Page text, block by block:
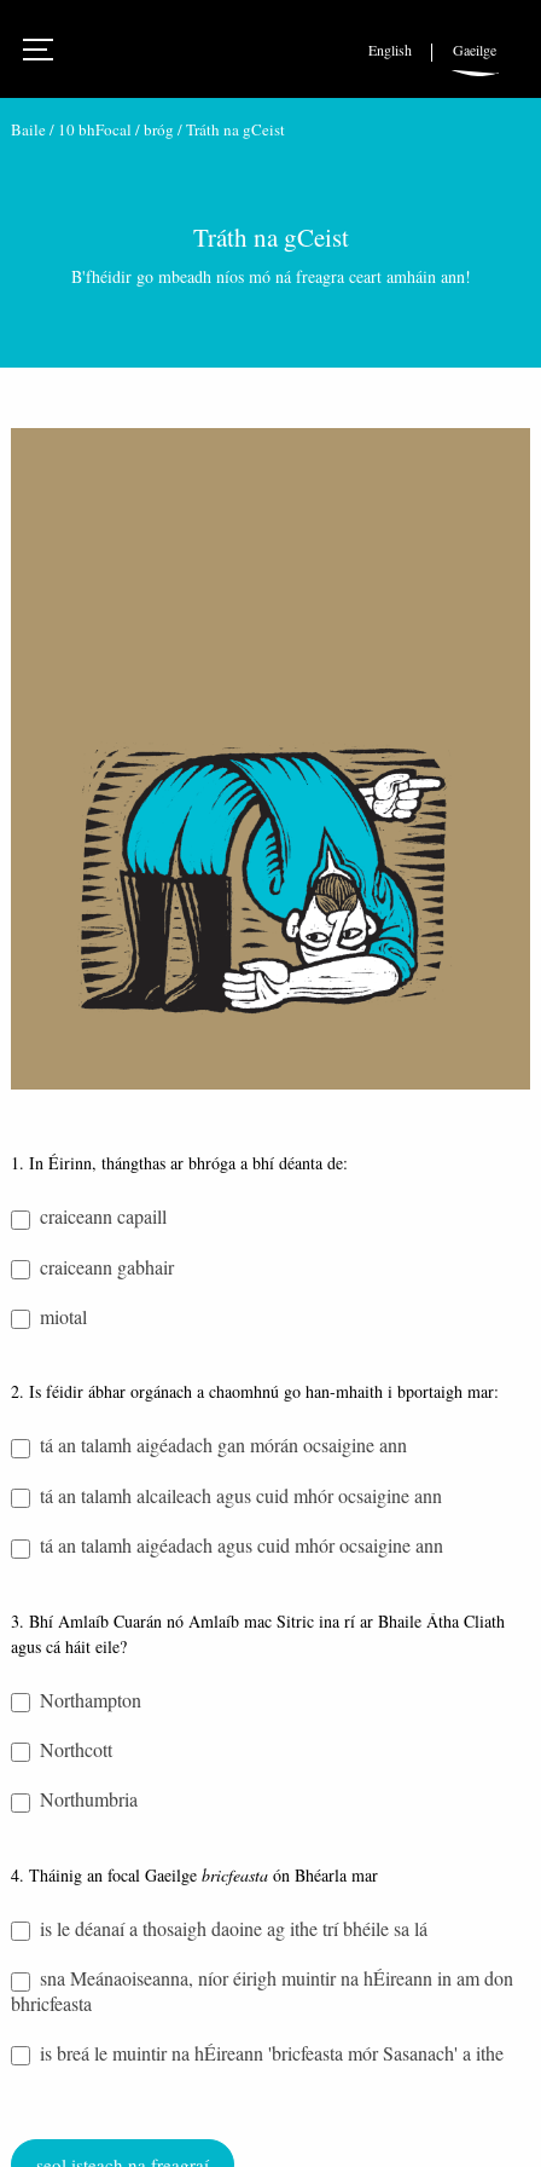
English Gaeilge
Baile/ 10 bhFocal /bróg /Tráth na gCeist
Tráth na gCeist
B'fhéidir go mbeadh níos mó ná freagra ceart amháin ann!
Bróg
1. In Éirinn, thángthas ar bhróga a bhí déanta de:
craiceann capaill
craiceann gabhair
miotal
2. Is féidir ábhar orgánach a chaomhnú go han-mhaith i bportaigh mar:
tá an talamh aigéadach gan mórán ocsaigine ann
tá an talamh alcaileach agus cuid mhór ocsaigine ann
tá an talamh aigéadach agus cuid mhór ocsaigine ann
3. Bhí Amlaíb Cuarán nó Amlaíb mac Sitric ina rí ar Bhaile Átha Cliath
agus cá háit eile?
Northampton
Northcott
Northumbria
4. Tháinig an focal Gaeilge bricfeastaón Bhéarla mar
is le déanaí a thosaigh daoine ag ithe trí bhéile sa lá
sna Meánaoiseanna, níor éirigh muintir na hÉireann in am don
bhricfeasta
is breá le muintir na hÉireann 'bricfeasta mór Sasanach' a ithe